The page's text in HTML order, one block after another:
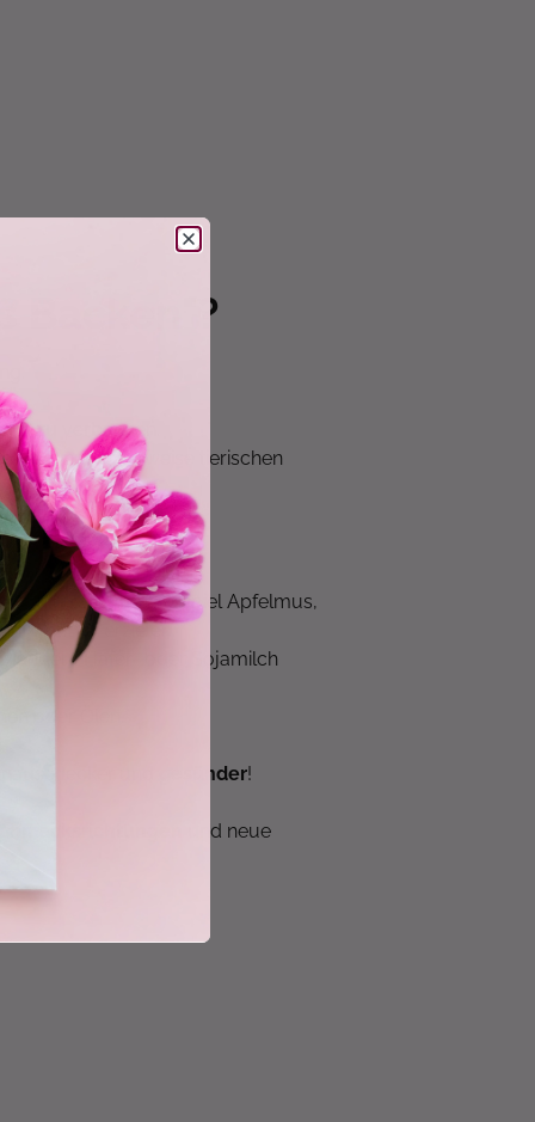
Backen"?
zu verbannen.
die normalerweise tierischen
wir zum Beispiel Apfelmus,
zu erzielen.
, Hafer- oder Sojamilch
oder Ölen.
lecker und gesünder!
und neue